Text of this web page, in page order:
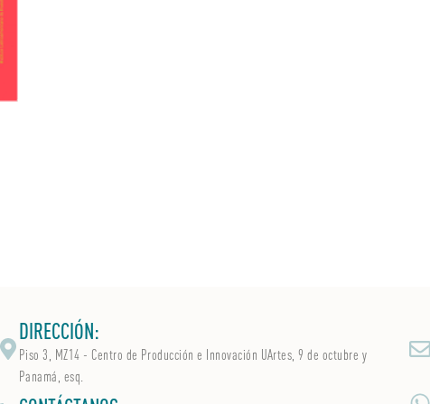
DIRECCIÓN:
Piso 3, MZ14 - Centro de Producción e Innovación UArtes, 9 de octubre y
Panamá, esq.